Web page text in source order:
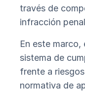
través de
infracción
En este
sistema de
frente a
normativa de